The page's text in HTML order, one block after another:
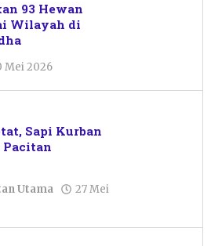
93 Hewan
Wilayah di
Mei 2026
Shalahuddin
Sapi Kurban
Pacitan
Utama
27 Mei